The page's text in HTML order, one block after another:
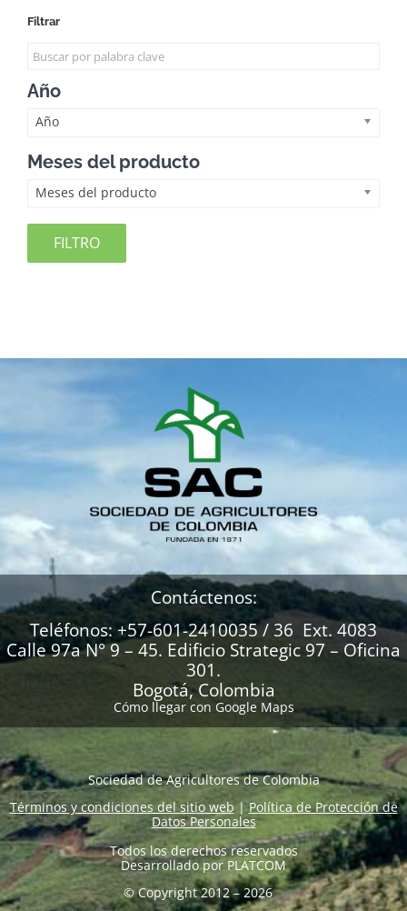
Filtrar
Año
Año
Meses del producto
Meses del producto
FILTRO
Contáctenos:
Teléfonos: +57-601-2410035 / 36 Ext. 4083
Calle 97a N° 9 – 45. Edificio Strategic 97 – Oficina
301.
Bogotá, Colombia
Cómo llegar con Google Maps
Sociedad de Agricultores de Colombia
Términos y condiciones del sitio web|Política de Protección de
Datos Personales
Todos los derechos reservados
Desarrollado por PLATCOM
© Copyright 2012 – 2026